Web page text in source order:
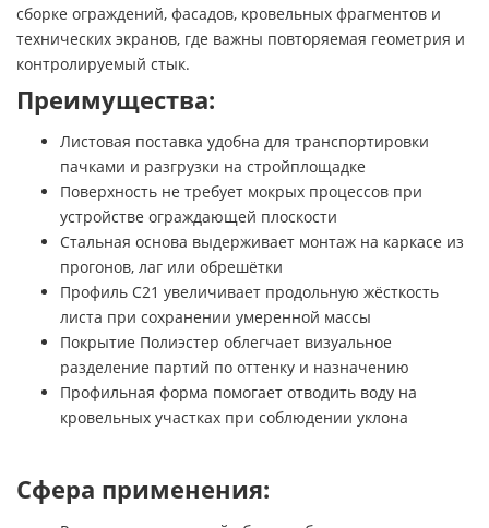
сборке ограждений, фасадов, кровельных фрагментов и
технических экранов, где важны повторяемая геометрия и
контролируемый стык.
Преимущества:
Листовая поставка удобна для транспортировки
пачками и разгрузки на стройплощадке
Поверхность не требует мокрых процессов при
устройстве ограждающей плоскости
Стальная основа выдерживает монтаж на каркасе из
прогонов, лаг или обрешётки
Профиль C21 увеличивает продольную жёсткость
листа при сохранении умеренной массы
Покрытие Полиэстер облегчает визуальное
разделение партий по оттенку и назначению
Профильная форма помогает отводить воду на
кровельных участках при соблюдении уклона
Сфера применения: